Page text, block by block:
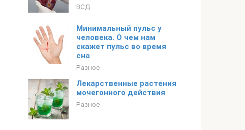
ВСД
Минимальный пульс у
человека. О чем нам
скажет пульс во время
сна
Разное
Лекарственные растения
мочегонного действия
Разное